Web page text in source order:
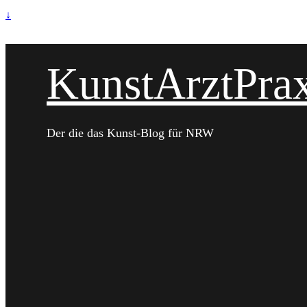
↓
Der die das Kunst-Blog für NRW